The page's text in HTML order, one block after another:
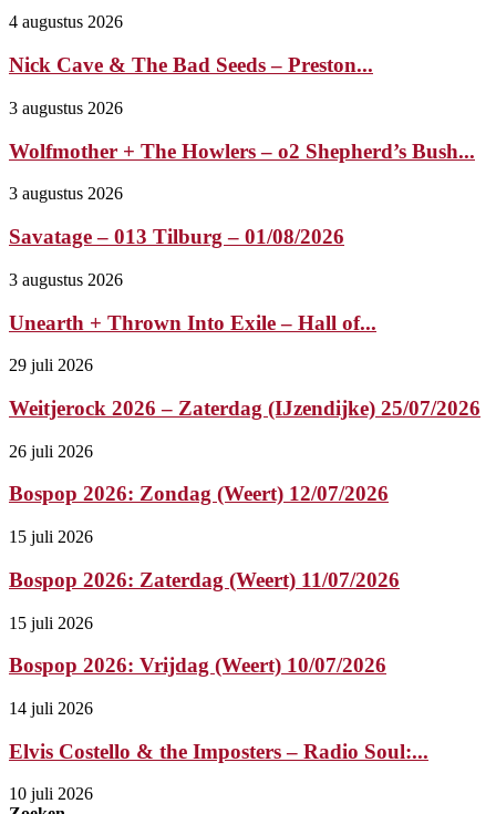
4 augustus 2026
Nick Cave & The Bad Seeds – Preston...
3 augustus 2026
Wolfmother + The Howlers – o2 Shepherd’s Bush...
3 augustus 2026
Savatage – 013 Tilburg – 01/08/2026
3 augustus 2026
Unearth + Thrown Into Exile – Hall of...
29 juli 2026
Weitjerock 2026 – Zaterdag (IJzendijke) 25/07/2026
26 juli 2026
Bospop 2026: Zondag (Weert) 12/07/2026
15 juli 2026
Bospop 2026: Zaterdag (Weert) 11/07/2026
15 juli 2026
Bospop 2026: Vrijdag (Weert) 10/07/2026
14 juli 2026
Elvis Costello & the Imposters – Radio Soul:...
10 juli 2026